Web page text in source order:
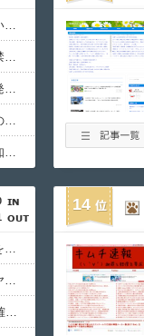
【カミツキ悲報】立憲・蓮舫「蓮舫だから叩いていい、との報道に何度も向き合ってきました」→ツッコミ殺到
【英断】靖国神社、境内におけるコスプレや軍装の禁止を発表「厳粛で神聖なる場所」
【拡散希望】辺野古転覆事故遺族が「全容解明と再発防止を求める会」設立 継続的に活動するためと説明、クラファン立ち上げも準備
【必見動画】手術中に熊本地震発生…熊本総合病院の例のカメラ映像、ノーカットver.が公開される
【いのち】れいわ支持者「『れいわ信者』『れいわ知能』は差別的。放送禁止用語にすべき。オールドメディアは配慮を」→かわりにピッタリの名称が爆誕してしまうw
中国、金融監督管理総局前トップの全人代代表資格を剥奪…重大な規律違反で！
韓国調査船が竹島周辺の日本EEZ内で調査か、ワイヤのようなもの海中に投入…外務省が抗議！
AIが自然界にないウイルスを設計、16種類で増殖を確認…米スタンフォード大！
14